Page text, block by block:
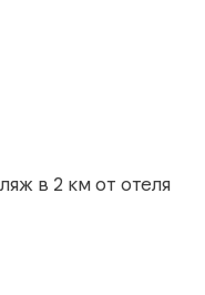
в 2 км от отеля